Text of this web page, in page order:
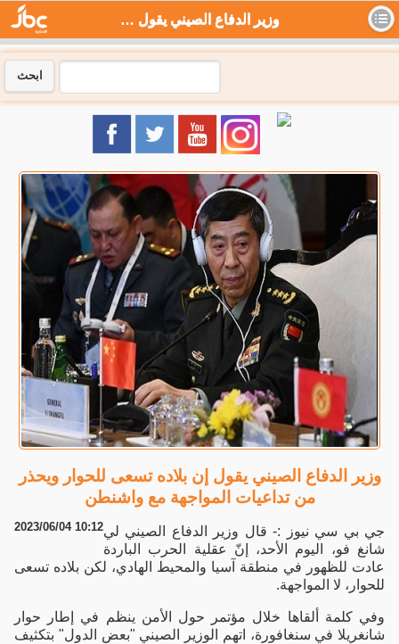
وزير الدفاع الصيني يقول إن بلاده تسعى للحوار ويحذر من تداعيات المواجهة مع واشنطن - جي بي سي نيوز
ابحث
وزير الدفاع الصيني يقول إن بلاده تسعى للحوار ويحذر
من تداعيات المواجهة مع واشنطن
2023/06/04 10:12جي بي سي نيوز :- قال وزير الدفاع الصيني لي
شانغ فو، اليوم الأحد، إنّ عقلية الحرب الباردة
عادت للظهور في منطقة آسيا والمحيط الهادي، لكن بلاده تسعى
للحوار، لا المواجهة.
وفي كلمة ألقاها خلال مؤتمر حول الأمن ينظم في إطار حوار
شانغريلا في سنغافورة، اتهم الوزير الصيني "بعض الدول" بتكثيف